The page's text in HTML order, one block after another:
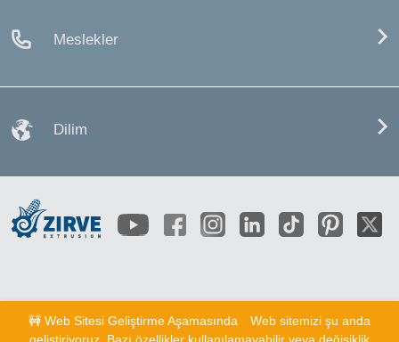
🚧 Web Sitesi Geliştirme Aşamasında
Web sitemizi şu anda
Meslekler
Dilim